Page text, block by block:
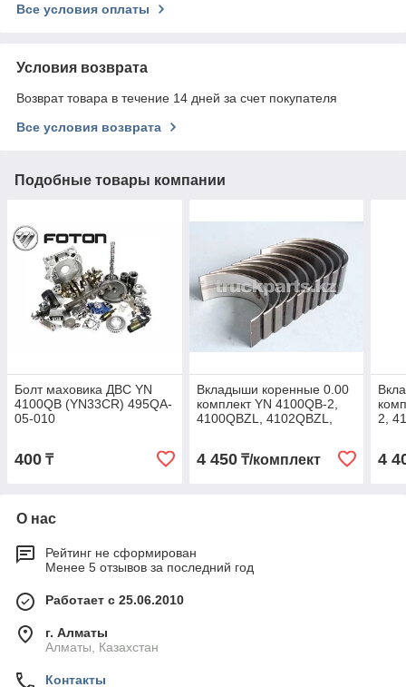
Все условия оплаты
Условия возврата
Возврат товара в течение 14 дней за счет покупателя
Все условия возврата
Подобные товары компании
Болт маховика ДВС YN
4100QB (YN33CR) 495QA-
05-010
400 ₸
Вкладыши коренные 0.00
комплект YN 4100QB-2,
4100QBZL, 4102QBZL,
HA0195
4 450₸/комплект
2,
4
О нас
Рейтинг не сформирован
Менее 5 отзывов за последний год
Работает с 25.06.2010
г. Алматы
Алматы, Казахстан
Контакты